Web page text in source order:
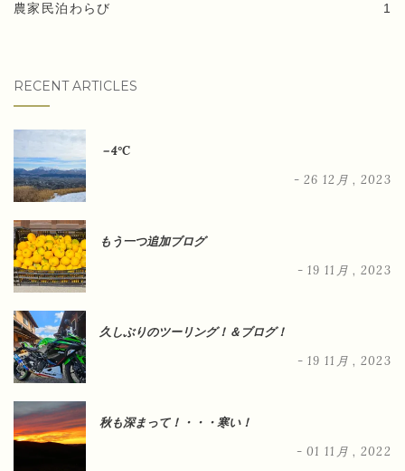
農家民泊わらび 1
RECENT ARTICLES
－4°C
- 26 12月 , 2023
もう一つ追加ブログ
- 19 11月 , 2023
久しぶりのツーリング！＆ブログ！
- 19 11月 , 2023
秋も深まって！・・・寒い！
- 01 11月 , 2022